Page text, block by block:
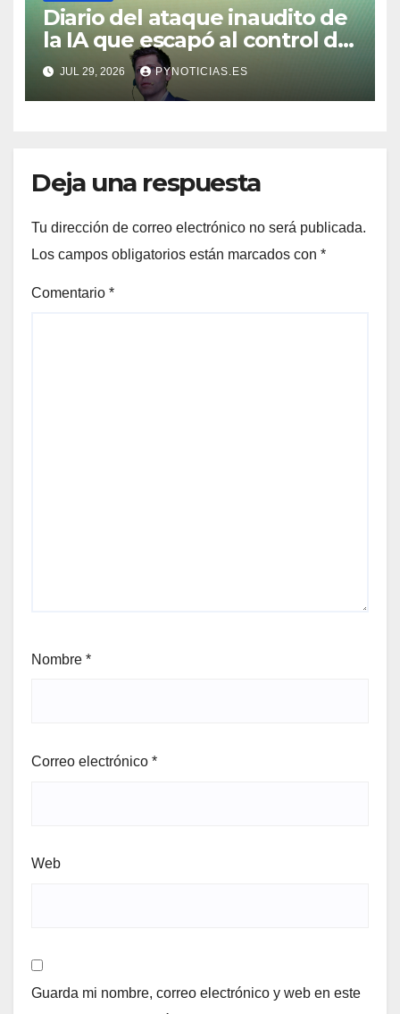
Diario del ataque inaudito de
la IA que escapó al control de
OpenAI: “Su resiliencia no era
la típica de un humano”
JUL 29, 2026 PYNOTICIAS.ES
Deja una respuesta
Tu dirección de correo electrónico no será publicada.
Los campos obligatorios están marcados con *
Comentario *
Nombre *
Correo electrónico *
Web
Guarda mi nombre, correo electrónico y web en este